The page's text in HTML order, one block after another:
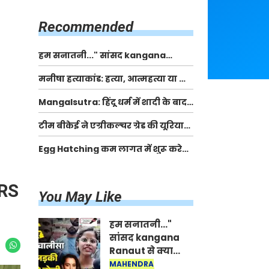
Recommended
हम सनातनी..." सांसद kangana
Ranaut से क्या बोली लड़की? Viral
Jantar-Mantar | CJP protest
मनीषा हत्याकांड: हत्या, आत्महत्या या कोई बड़ा राज?
| Full Story | Josh Haryana
Mangalsutra: हिंदू धर्म में शादी के बाद
मंगलसूत्र क्यों पहनती है महिलाएं, किसने
शुरु की ये परंपरा
टीम बीकेई ने एग्रीकल्चर ग्रेड की यूरिया
खाद गट्टों में बदलकर टेक्निकल ग्रेड में
बेचने वालों पर करवाई कार्रवाई:
Egg Hatching कम लागत में शुरू करे
You May Like
हम सनातनी..."
सांसद kangana
Ranaut से क्या
बोली लड़की? Viral
MAHENDRA